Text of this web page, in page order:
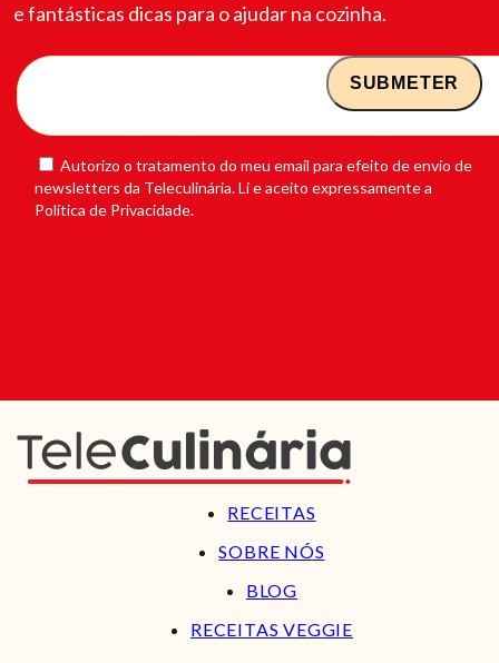
e fantásticas dicas para o ajudar na cozinha.
Autorizo o tratamento do meu email para efeito de envio de
newsletters da Teleculinária. Li e aceito expressamente a
Política de Privacidade.
RECEITAS
SOBRE NÓS
BLOG
RECEITAS VEGGIE